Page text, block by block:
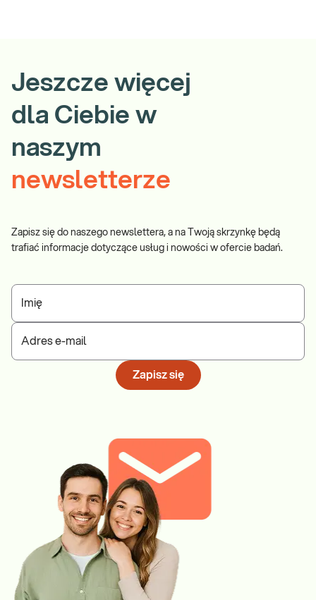
Jeszcze więcej
dla Ciebie w
naszym
newsletterze
Zapisz się do naszego newslettera, a na Twoją skrzynkę będą
trafiać informacje dotyczące usług i nowości w ofercie badań.
Imię
Adres e-mail
Zapisz się